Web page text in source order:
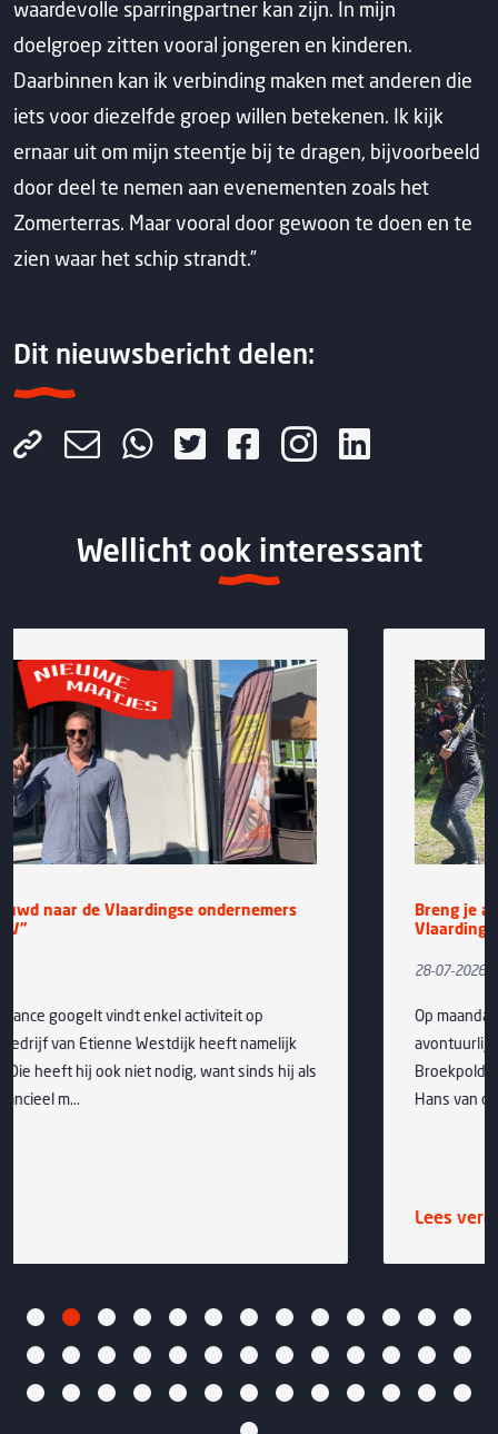
waardevolle sparringpartner kan zijn. In mijn
doelgroep zitten vooral jongeren en kinderen.
Daarbinnen kan ik verbinding maken met anderen die
iets voor diezelfde groep willen betekenen. Ik kijk
ernaar uit om mijn steentje bij te dragen, bijvoorbeeld
door deel te nemen aan evenementen zoals het
Zomerterras. Maar vooral door gewoon te doen en te
zien waar het schip strandt.”
Dit nieuwsbericht delen:
Wellicht ook interessant
hij als
Breng je avontuurlijke aard boven bij
Op maandag 21 september kunnen de IKV-leden
avontuurlijke kant ontdekken in de bruisende,
Broekpolder. Bij Adventure Vlaardingen ontvangt
Hans van der Have de leden voor de nodige...